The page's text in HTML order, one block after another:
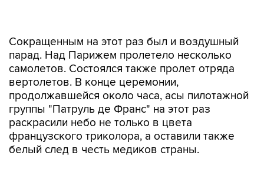
самолетов. Состоялся также пролет отряда
вертолетов. В конце церемонии,
продолжавшейся около часа, асы пилотажной
группы "Патруль де Франс" на этот раз
раскрасили небо не только в цвета
французского триколора, а оставили также
белый след в честь медиков страны.
Не было обычной для этого дня толпы